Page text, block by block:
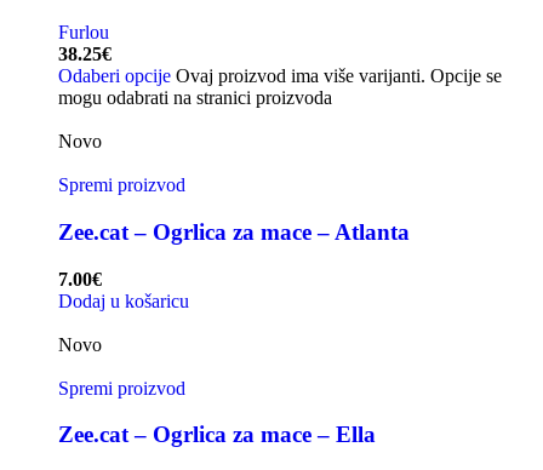
Furlou
38.25€
Odaberi opcije Ovaj proizvod ima više varijanti. Opcije se
mogu odabrati na stranici proizvoda
Novo
Spremi proizvod
Zee.cat – Ogrlica za mace – Atlanta
7.00€
Dodaj u košaricu
Novo
Spremi proizvod
Zee.cat – Ogrlica za mace – Ella